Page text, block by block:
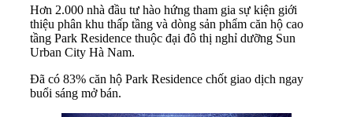
Hơn 2.000 nhà đầu tư hào hứng tham gia sự kiện giới
thiệu phân khu thấp tầng và dòng sản phẩm căn hộ cao
tầng Park Residence thuộc đại đô thị nghỉ dưỡng Sun
Urban City Hà Nam.
Đã có 83% căn hộ Park Residence chốt giao dịch ngay
buổi sáng mở bán.